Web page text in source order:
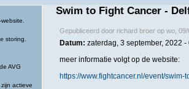
storing.
AVG
actieve
Swim to Fight Cancer -
Gepubliceerd door richard broerop wo,
Datum: zaterdag, 3 september, 2022 -
meer informatie volgt op de website:
https://www.fightcancer.nl/event/swim-